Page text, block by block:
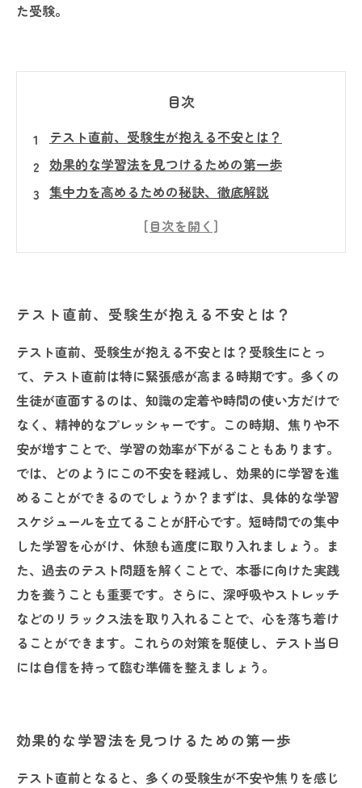
た受験。
目次
テスト直前、受験生が抱える不安とは？
効果的な学習法を見つけるための第一歩
集中力を高めるための秘訣、徹底解説
テスト前日、どのように復習すべきか？
要性
テスト直前、受験生が抱える不安とは？
テスト直前、受験生が抱える不安とは？受験生にとっ
て、テスト直前は特に緊張感が高まる時期です。多くの
生徒が直面するのは、知識の定着や時間の使い方だけで
なく、精神的なプレッシャーです。この時期、焦りや不
安が増すことで、学習の効率が下がることもあります。
では、どのようにこの不安を軽減し、効果的に学習を進
めることができるのでしょうか？まずは、具体的な学習
スケジュールを立てることが肝心です。短時間での集中
した学習を心がけ、休憩も適度に取り入れましょう。ま
た、過去のテスト問題を解くことで、本番に向けた実践
力を養うことも重要です。さらに、深呼吸やストレッチ
などのリラックス法を取り入れることで、心を落ち着け
ることができます。これらの対策を駆使し、テスト当日
には自信を持って臨む準備を整えましょう。
効果的な学習法を見つけるための第一歩
テスト直前となると、多くの受験生が不安や焦りを感じ